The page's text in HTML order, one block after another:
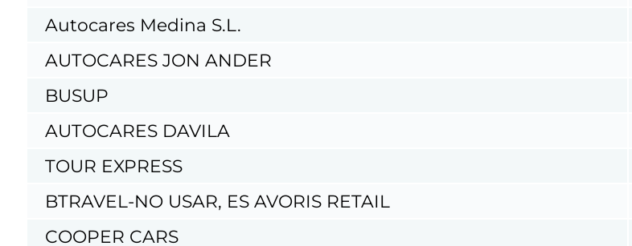
Autocares Medina S.L.
AUTOCARES JON ANDER
BUSUP
AUTOCARES DAVILA
TOUR EXPRESS
BTRAVEL-NO USAR, ES AVORIS RETAIL
COOPER CARS